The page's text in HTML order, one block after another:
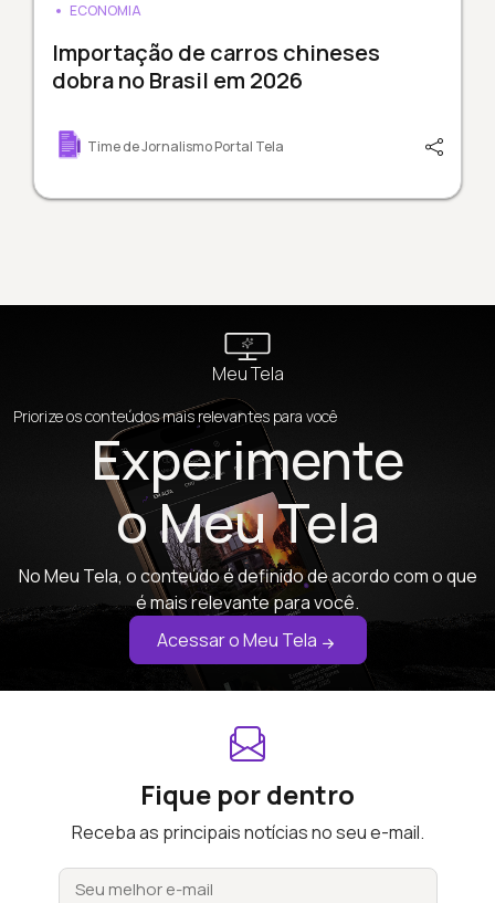
ECONOMIA
Importação de carros chineses
dobra no Brasil em 2026
Time de Jornalismo Portal Tela
Meu Tela
Priorize os conteúdos mais relevantes para você
Experimente
o Meu Tela
No Meu Tela, o conteúdo é definido de acordo com o que
é mais relevante para você.
Acessar o Meu Tela
Fique por dentro
Receba as principais notícias no seu e-mail.